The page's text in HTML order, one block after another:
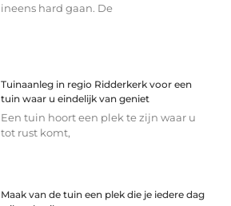
ineens hard gaan. De
Tuinaanleg in regio Ridderkerk voor een
tuin waar u eindelijk van geniet
Een tuin hoort een plek te zijn waar u
tot rust komt,
Maak van de tuin een plek die je iedere dag